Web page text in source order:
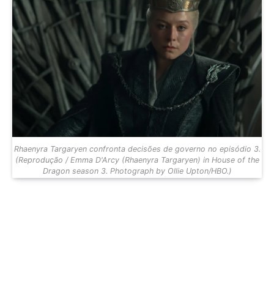
Rhaenyra Targaryen confronta decisões de governo no episódio 3.
(Reprodução / Emma D'Arcy (Rhaenyra Targaryen) in House of the
Dragon season 3. Photograph by Ollie Upton/HBO.)